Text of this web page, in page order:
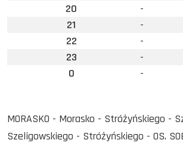
20
-
21
-
22
-
23
-
0
-
MORASKO - Morasko - Stróżyńskiego -
Szeligowskiego - Stróżyńskiego - OS.